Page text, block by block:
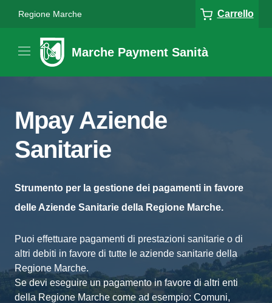
Regione Marche Carrello
Marche Payment Sanità
Mpay Aziende
Sanitarie
Strumento per la gestione dei pagamenti in favore
delle Aziende Sanitarie della Regione Marche.
Puoi effettuare pagamenti di prestazioni sanitarie o di
altri debiti in favore di tutte le aziende sanitarie della
Regione Marche.
Se devi eseguire un pagamento in favore di altri enti
della Regione Marche come ad esempio: Comuni,